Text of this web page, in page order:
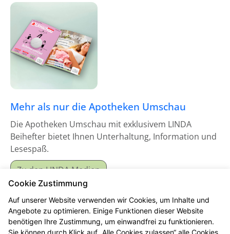
Mehr als nur die Apotheken Umschau
Die Apotheken Umschau mit exklusivem LINDA
Beihefter bietet Ihnen Unterhaltung, Information und
Lesespaß.
Zu den LINDA Medien
Cookie Zustimmung
Auf unserer Website verwenden wir Cookies, um Inhalte und
Angebote zu optimieren. Einige Funktionen dieser Website
benötigen Ihre Zustimmung, um einwandfrei zu funktionieren.
Sie können durch Klick auf „Alle Cookies zulassen“ alle Cookies